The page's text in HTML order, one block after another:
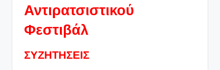
Αντιρατσιστικού
Φεστιβάλ
ΣΥΖΗΤΗΣΕΙΣ